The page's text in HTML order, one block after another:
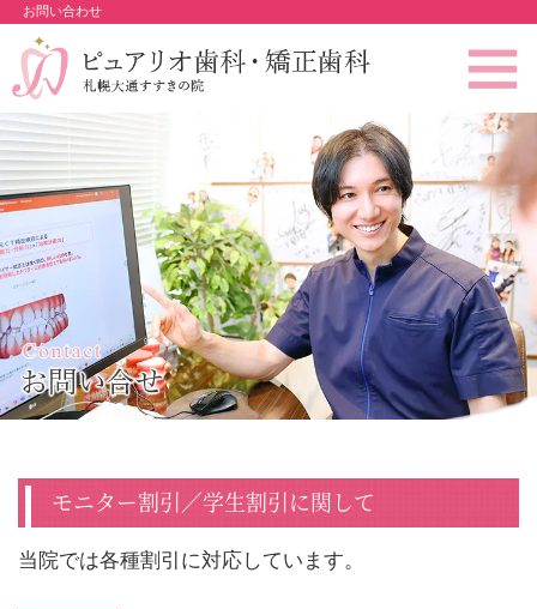
お問い合わせ
モニター割引／学生割引に関して
当院では各種割引に対応しています。